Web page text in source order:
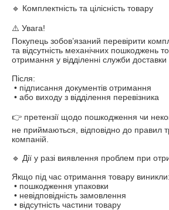
🔹 Комплектність та цілісність товару
⚠️ Увага!
Покупець зобов’язаний перевірити
та відсутність механічних пошкоджень
отримання у відділенні служби
Після:
👉 претензії щодо пошкодження чи
не приймаються, відповідно до правил
компаній.
🔹 Дії у разі виявлення проблем при
Якщо під час отримання товару виникли: